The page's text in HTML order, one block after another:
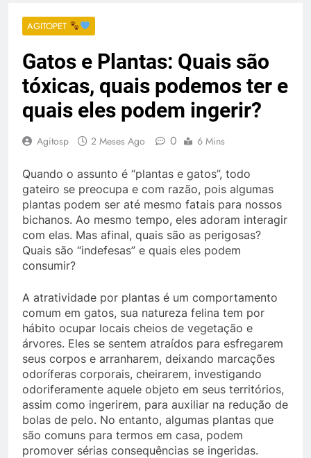
AGITOPET
Gatos e Plantas: Quais são
tóxicas, quais podemos ter e
quais eles podem ingerir?
Agitosp 2 Meses Ago 0 6 Mins
Quando o assunto é “plantas e gatos”, todo
gateiro se preocupa e com razão, pois algumas
plantas podem ser até mesmo fatais para nossos
bichanos. Ao mesmo tempo, eles adoram interagir
com elas. Mas afinal, quais são as perigosas?
Quais são “indefesas” e quais eles podem
consumir?
A atratividade por plantas é um comportamento
comum em gatos, sua natureza felina tem por
hábito ocupar locais cheios de vegetação e
árvores. Eles se sentem atraídos para esfregarem
seus corpos e arranharem, deixando marcações
odoríferas corporais, cheirarem, investigando
odoriferamente aquele objeto em seus territórios,
assim como ingerirem, para auxiliar na redução de
bolas de pelo. No entanto, algumas plantas que
são comuns para termos em casa, podem
promover sérias consequências se ingeridas.